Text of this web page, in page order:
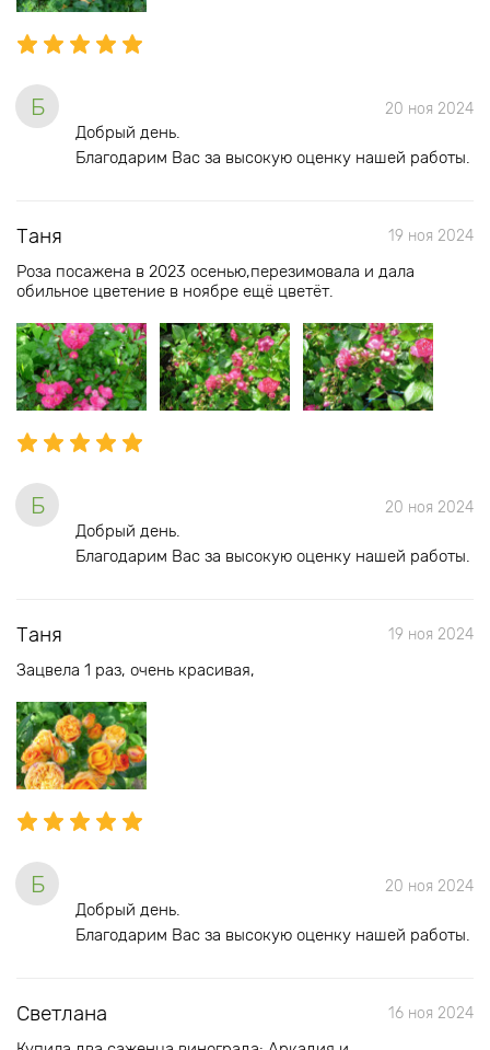
Б 20 ноя 2024
Добрый день.
Благодарим Вас за высокую оценку нашей работы.
Таня 19 ноя 2024
Роза посажена в 2023 осенью,перезимовала и дала
обильное цветение в ноябре ещё цветёт.
Б 20 ноя 2024
Добрый день.
Благодарим Вас за высокую оценку нашей работы.
Таня 19 ноя 2024
Зацвела 1 раз, очень красивая,
Б 20 ноя 2024
Добрый день.
Благодарим Вас за высокую оценку нашей работы.
Светлана 16 ноя 2024